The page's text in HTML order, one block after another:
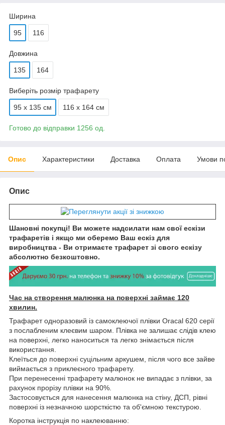
Ширина
95 116
Довжина
135 164
Виберіть розмір трафарету
95 х 135 см 116 х 164 см
Готово до відправки 1256 од.
Опис Характеристики Доставка Оплата Умови
Опис
Шановні покупці! Ви можете надсилати нам свої ескізи
трафаретів і якщо ми оберемо Ваш ескіз для
виробництва - Ви отримаєте трафарет зі свого ескізу
абсолютно безкоштовно.
Час на створення малюнка на поверхні займає 120
хвилин.
Трафарет одноразовий із самоклеючої плівки Oracal 620 серії
з послабленим клеєвим шаром. Плівка не залишає слідів клею
на поверхні, легко наноситься та легко знімається після
використання.
Клеїться до поверхні суцільним аркушем, після чого все зайве
виймається з приклеєного трафарету.
При перенесенні трафарету малюнок не випадає з плівки, за
рахунок прорізу плівки на 90%.
Застосовується для нанесення малюнка на стіну, ДСП, рівні
поверхні із незначною шорсткістю та об'ємною текстурою.
Коротка інструкція по наклеюванню: